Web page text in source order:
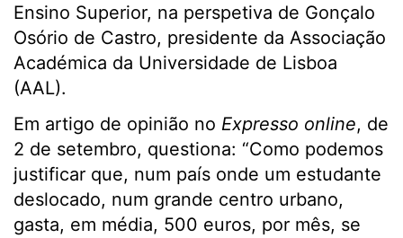
Ensino Superior, na perspetiva de Gonçalo
Osório de Castro, presidente da Associação
Académica da Universidade de Lisboa
(AAL).
Em artigo de opinião no Expresso online, de
2 de setembro, questiona: “Como podemos
justificar que, num país onde um estudante
deslocado, num grande centro urbano,
gasta, em média, 500 euros, por mês, se